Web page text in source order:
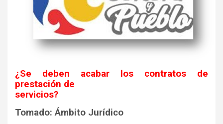
¿Se deben acabar los contratos de
prestación de
servicios?
Tomado: Ámbito Jurídico